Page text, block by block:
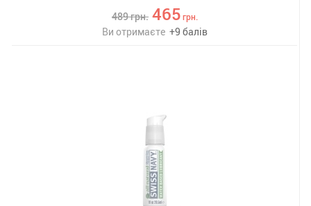
489грн. 465грн.
Ви отримаєте +9 балів